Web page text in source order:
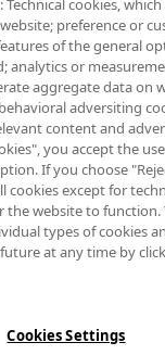
Estatal de
Técnica y de
página web de la
para el fomento
y de la
para el
científica
cookies, which
preference or
of the general
analytics or
aggregate data on
adversiting
content and
you accept the
If you choose
cookies except for
the website to function.
types of cookies
at any time by
Cookies Settings